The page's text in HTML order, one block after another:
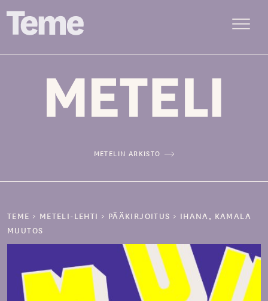
METELIN ARKISTO
TEME > METELI-LEHTI > PÄÄKIRJOITUS > IHANA, KAMALA
MUUTOS